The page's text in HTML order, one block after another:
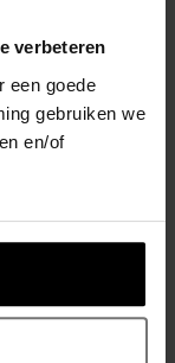
verbeteren
een goede
gebruiken we
en/of